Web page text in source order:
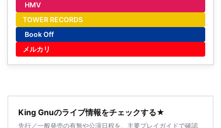
HMV
TOWER RECORDS
Book Off
メルカリ
King Gnuのライブ情報をチェックする★
先行／一般発売の有無や公演日程を、主要プレイガイドで確認